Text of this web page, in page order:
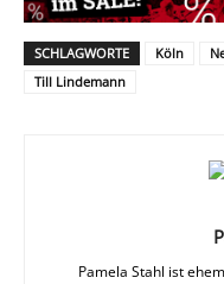
SCHLAGWORTE Köln
Till Lindemann
Pamela Stahl ist